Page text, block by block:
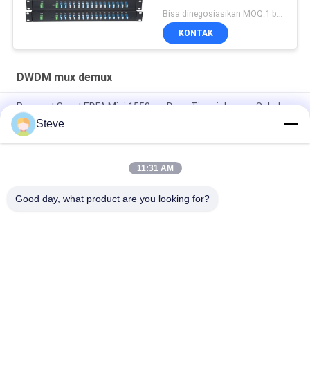
Bisa dinegosiasikan MOQ:1 buah
KONTAK
DWDM mux demux
Penguat Serat EDFA Mini 1550nm Daya Tinggi dengan Sakelar
Optik Internal untuk Jaringan CATV dan FTTB
Mini 1550nm CATV EDFA Penguat Garis Optik Penguat Optik
Perangkat Pasif AAWG DWDM Mux Demux 40CH Dual Fiber 1U
Steve
11:31 AM
Good day, what product are you looking for?